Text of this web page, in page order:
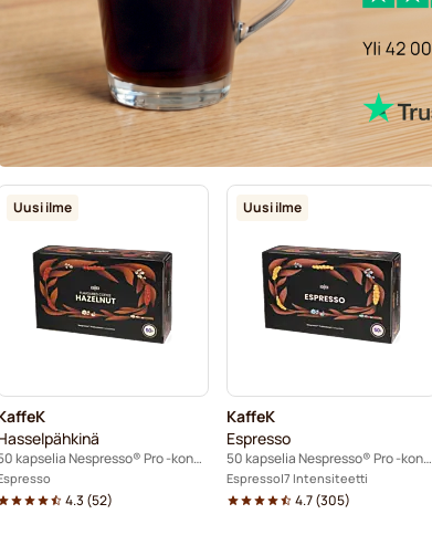
Uusi ilme
50 kapselia Nespresso® Pro -koneisiin
4.3 (52)
Uusi ilme
KaffeK
Espresso
50 kapselia Nespresso® Pro -koneisiin
Espresso 7 Intensiteetti
4.7(305)